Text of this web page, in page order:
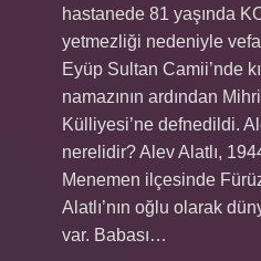
hastanede 81 yaşında
yetmezliği nedeniyle
Eyüp Sultan Camii’nde
namazının ardından
Külliyesi’ne defnedildi.
nerelidir? Alev Alatlı,
Menemen ilçesinde
Alatlı’nın oğlu olarak
var. Babası…